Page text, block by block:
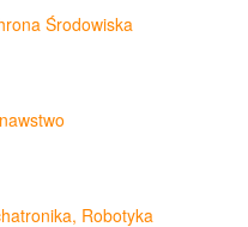
Środowiska
Robotyka